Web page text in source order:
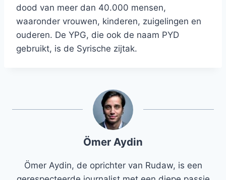
dood van meer dan 40.000 mensen,
waaronder vrouwen, kinderen, zuigelingen en
ouderen. De YPG, die ook de naam PYD
gebruikt, is de Syrische zijtak.
Ömer Aydin
Ömer Aydin, de oprichter van Rudaw, is een